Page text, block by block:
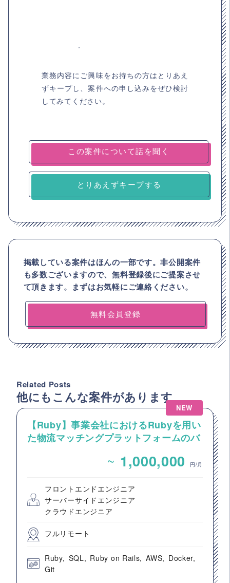
業務内容にご興味をお持ちの方はとりあえ
ずキープし、案件への申し込みをぜひ検討
してみてください。
とりあえずキープする
掲載している案件はほんの一部です。非公開案件
も多数ございますので、無料登録後にご提案させ
て頂きます。まずはお気軽にご連絡ください。
無料会員登録
Related Posts
他にもこんな案件があります
NEW
【Ruby】事業会社におけるRubyを用い
た物流マッチングプラットフォームのバ
~ 1,000,000 円/月
フロントエンドエンジニア
サーバーサイドエンジニア
クラウドエンジニア
フルリモート
Ruby SQL Ruby on Rails AWS
Docker
Git